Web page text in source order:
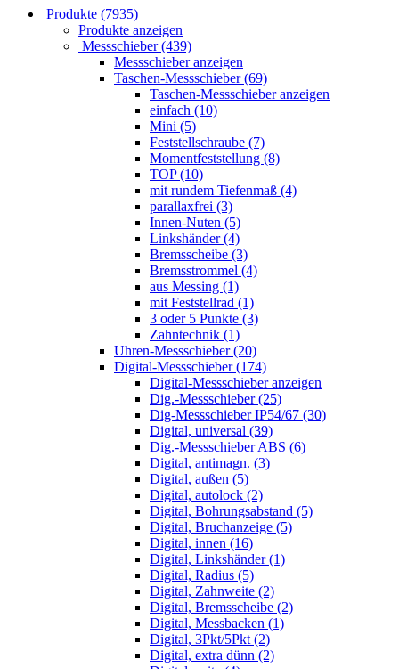
Produkte (7935)
Produkte anzeigen
Messschieber (439)
Messschieber anzeigen
Taschen-Messschieber (69)
Taschen-Messschieber anzeigen
einfach (10)
Mini (5)
Feststellschraube (7)
Momentfeststellung (8)
TOP (10)
mit rundem Tiefenmaß (4)
parallaxfrei (3)
Innen-Nuten (5)
Linkshänder (4)
Bremsscheibe (3)
Bremsstrommel (4)
aus Messing (1)
mit Feststellrad (1)
3 oder 5 Punkte (3)
Zahntechnik (1)
Uhren-Messschieber (20)
Digital-Messschieber (174)
Digital-Messschieber anzeigen
Dig.-Messschieber (25)
Dig-Messschieber IP54/67 (30)
Digital, universal (39)
Dig.-Messschieber ABS (6)
Digital, antimagn. (3)
Digital, außen (5)
Digital, autolock (2)
Digital, Bohrungsabstand (5)
Digital, Bruchanzeige (5)
Digital, innen (16)
Digital, Linkshänder (1)
Digital, Radius (5)
Digital, Zahnweite (2)
Digital, Bremsscheibe (2)
Digital, Messbacken (1)
Digital, 3Pkt/5Pkt (2)
Digital, extra dünn (2)